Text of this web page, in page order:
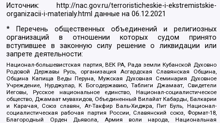
Источник:
http://nac.gov.ru/terroristicheskie-i-ekstremistskie-
organizacii-i-materialy.html данные на06.12.2021
* Перечень общественных объединений и религиозных
организаций в отношении которых судом принято
вступившее в законную силу решение о ликвидации или
запрете деятельности:
Национал-большевистская партия, ВЕК РА, Рада земли Кубанской Духовно
Родовой Державы Русь, организация Асгардская Славянская Община,
Община Капища Веды Перуна, Мужская Духовная Семинария Духовное
Учреждение, Нурджулар, К Богодержавию, Таблиги Джамаат, Свидетели
Иеговы, Русское национальное единство, Национал-социалистическое
общество, Джамаат мувахидов, Объединенный Вилайат Кабарды, Балкарии
и Карачая, Союз славян, Ат-Такфир Валь-Хиджра, Пит Буль, Национал-
социалистическая рабочая партия России, Славянский союз, Формат-18,
Благородный Орден Дьявола, Армия воли народа, Национальная